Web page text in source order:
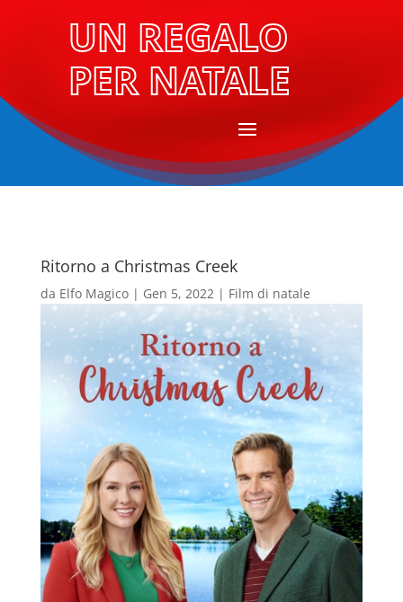
UN REGALO
PER NATALE
Ritorno a Christmas Creek
da Elfo Magico| Gen 5, 2022| Film di natale